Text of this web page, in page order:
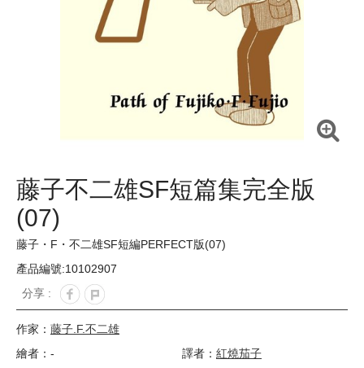
藤子不二雄SF短篇集完全版
(07)
藤子・F・不二雄SF短編PERFECT版(07)
產品編號:10102907
分享 :
作家： 藤子.F.不二雄
繪者：-
譯者： 紅燒茄子